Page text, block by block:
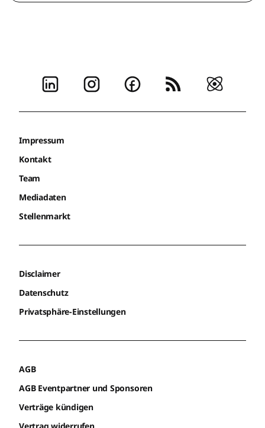
Impressum
Kontakt
Team
Mediadaten
Stellenmarkt
Disclaimer
Datenschutz
Privatsphäre-Einstellungen
AGB
AGB Eventpartner und Sponsoren
Verträge kündigen